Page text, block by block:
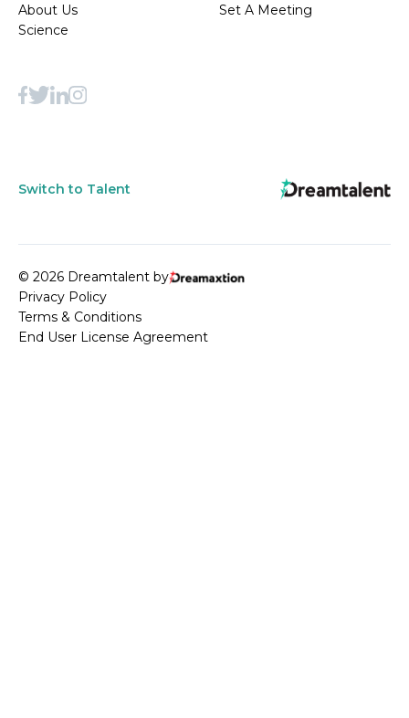
About Us
Science
Set A Meeting
Switch to Talent
© 2026 Dreamtalent by
Privacy Policy
Terms & Conditions
End User License Agreement